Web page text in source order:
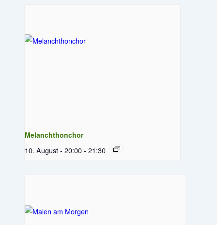
Melanchthonchor
10. August - 20:00- 21:30